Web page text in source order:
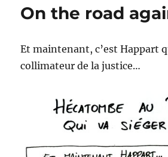
On the road
Et maintenant, c’est Happart
collimateur de la justice…